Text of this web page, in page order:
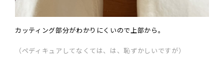
カッティング部分がわかりにくいので上部から。
（ペディキュアしてなくては、は、恥ずかしいですが）